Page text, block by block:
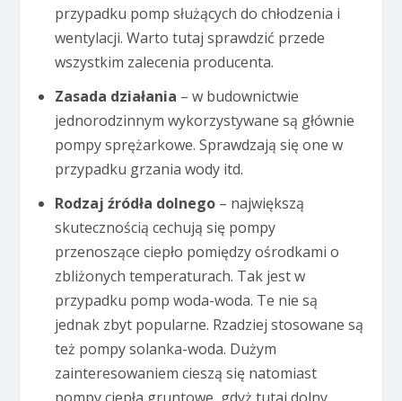
przypadku pomp służących do chłodzenia i
wentylacji. Warto tutaj sprawdzić przede
wszystkim zalecenia producenta.
Zasada działania – w budownictwie
jednorodzinnym wykorzystywane są głównie
pompy sprężarkowe. Sprawdzają się one w
przypadku grzania wody itd.
Rodzaj źródła dolnego– największą
skutecznością cechują się pompy
przenoszące ciepło pomiędzy ośrodkami o
zbliżonych temperaturach. Tak jest w
przypadku pomp woda-woda. Te nie są
jednak zbyt popularne. Rzadziej stosowane są
też pompy solanka-woda. Dużym
zainteresowaniem cieszą się natomiast